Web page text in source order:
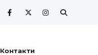
Контакти